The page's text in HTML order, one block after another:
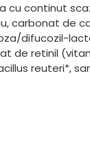
continut
carbonat de
difucozil-
de retinil
reuteri*,